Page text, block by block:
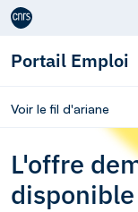
Aller au contenu
Portail Emploi
Voir le fil d'ariane
L'offre
disponible